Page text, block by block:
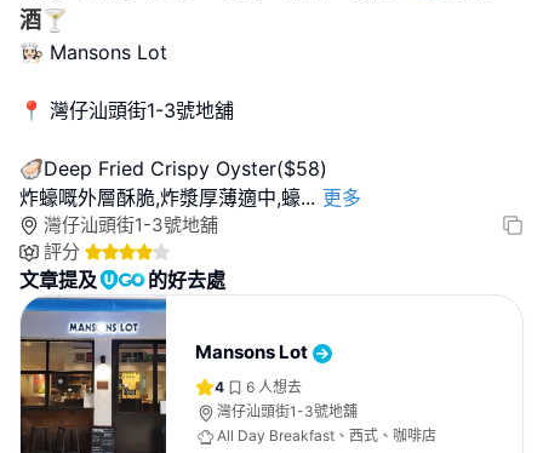
酒🍸
👩🏻‍🍳 Mansons Lot
📍 灣仔汕頭街1-3號地舖
🦪Deep Fried Crispy Oyster($58)
炸蠔嘅外層酥脆,炸漿厚薄適中,蠔... 更多
灣仔汕頭街1-3號地舖
評分
文章提及 的好去處
Mansons Lot
4 6 人想去
灣仔汕頭街1-3號地舖
All Day Breakfast、西式、咖啡店